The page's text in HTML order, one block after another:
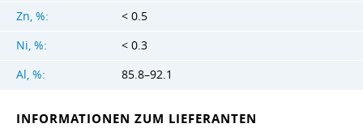
Zn, %:
< 0.5
Ni, %:
< 0.3
Al, %:
85.8–92.1
INFORMATIONEN ZUM LIEFERANTEN